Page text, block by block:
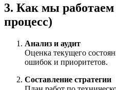
3. Как мы
процесс)
Анализ и аудит
Оценка текущего
ошибок и приоритетов.
Составление стратегии